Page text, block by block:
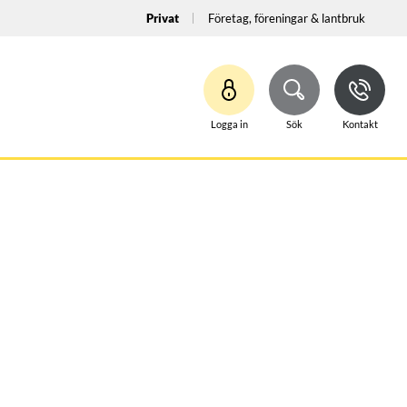
Privat Företag, föreningar & lantbruk
Logga in Sök Kontakt